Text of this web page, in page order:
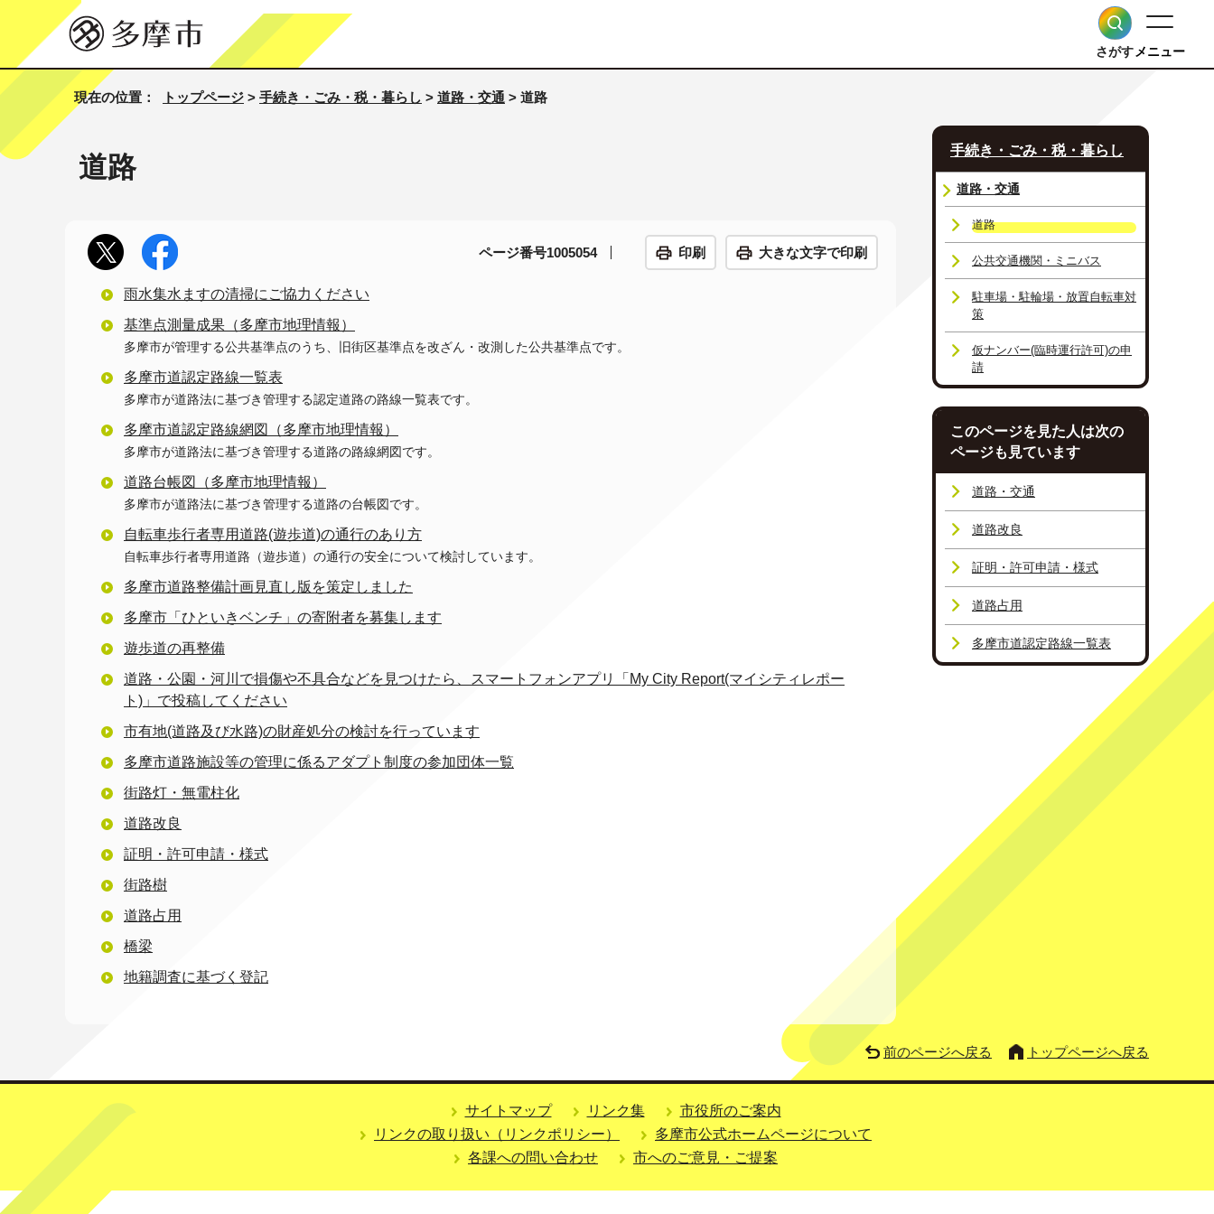
さがすメニュー
現在の位置： トップページ > 手続き・ごみ・税・暮らし > 道路・交通 > 道路
道路
ページ番号1005054 印刷 大きな文字で印刷
雨水集水ますの清掃にご協力ください
基準点測量成果（多摩市地理情報）
多摩市が管理する公共基準点のうち、旧街区基準点を改ざん・改測した公共基準点です。
多摩市道認定路線一覧表
多摩市が道路法に基づき管理する認定道路の路線一覧表です。
多摩市道認定路線網図（多摩市地理情報）
多摩市が道路法に基づき管理する道路の路線網図です。
道路台帳図（多摩市地理情報）
多摩市が道路法に基づき管理する道路の台帳図です。
自転車歩行者専用道路(遊歩道)の通行のあり方
自転車歩行者専用道路（遊歩道）の通行の安全について検討しています。
多摩市道路整備計画見直し版を策定しました
多摩市「ひといきベンチ」の寄附者を募集します
遊歩道の再整備
道路・公園・河川で損傷や不具合などを見つけたら、スマートフォンアプリ「My City Report(マイシティレポー
ト)」で投稿してください
市有地(道路及び水路)の財産処分の検討を行っています
多摩市道路施設等の管理に係るアダプト制度の参加団体一覧
街路灯・無電柱化
道路改良
証明・許可申請・様式
街路樹
道路占用
橋梁
地籍調査に基づく登記
手続き・ごみ・税・暮らし
道路・交通
道路
公共交通機関・ミニバス
駐車場・駐輪場・放置自転車対
策
仮ナンバー(臨時運行許可)の申
請
このページを見た人は次の
ページも見ています
道路・交通
道路改良
証明・許可申請・様式
道路占用
多摩市道認定路線一覧表
前のページへ戻る トップページへ戻る
サイトマップ リンク集
市役所のご案内
リンクの取り扱い（リンクポリシー）
多摩市公式ホームページについて
各課への問い合わせ
市へのご意見・ご提案